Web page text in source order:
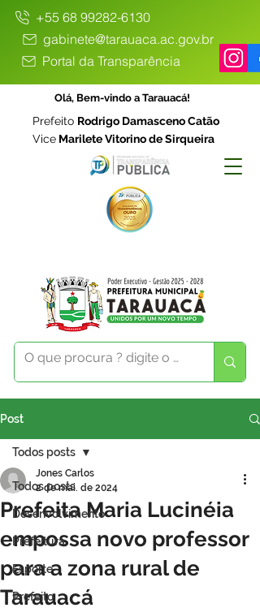
+55 68 99282-6130
gabinete@tarauaca.ac.gov.br
Portal da Transparência
Olá, Bem-vindo a Tarauacá!
Prefeito Rodrigo Damasceno Catão
Vice Marilete Vitorino de Sirqueira
Post
Todos posts
Desenvolvimento
Prefeitura
Esporte
Prefeito
Todos posts
Prefeita Maria Lucinéia
empossa novo professor
para a zona rural de
Tarauacá
Jones Carlos
2 de mai. de 2024